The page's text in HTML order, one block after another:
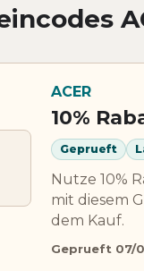
ACER
10%
Geprueft
Nutze 10%
mit diesem
dem Kauf.
Geprueft 07/